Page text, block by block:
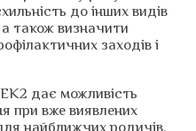
до інших видів
також визначити
заходів і
дає можливість
при вже виявлених
найближчих родичів.